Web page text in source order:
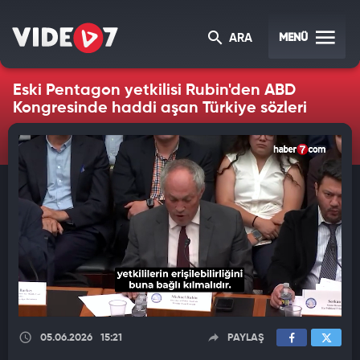
ARA MENÜ
Eski Pentagon yetkilisi Rubin'den ABD
Kongresinde haddi aşan Türkiye sözleri
05.06.2026 15:21 PAYLAŞ